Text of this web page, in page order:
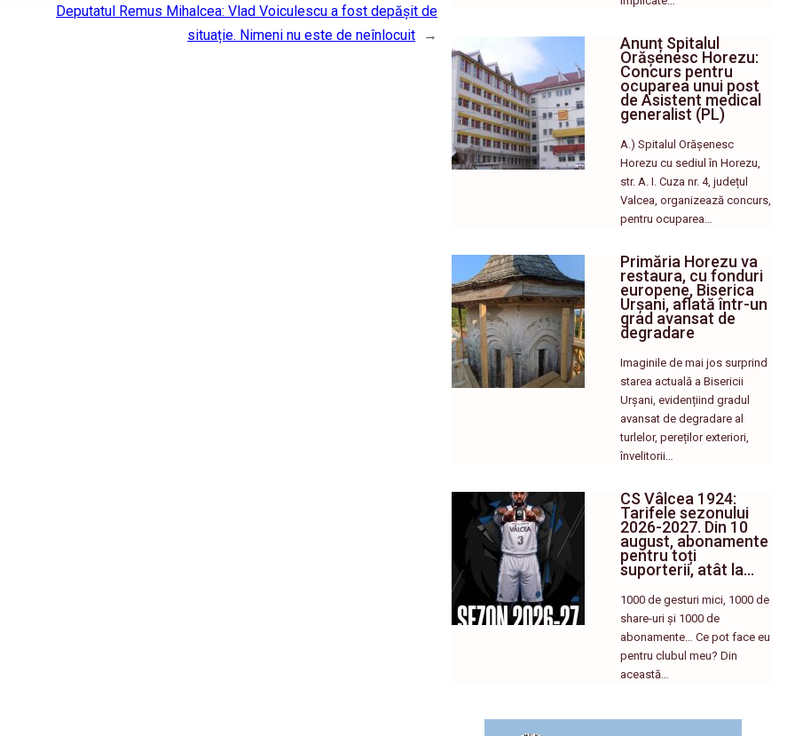
Deputatul Remus Mihalcea: Vlad Voiculescu a fost depășit de
situație. Nimeni nu este de neînlocuit
→ Anunț Spitalul
Orășenesc Horezu:
Concurs pentru
ocuparea unui post
de Asistent medical
generalist (PL)
A.) Spitalul Orășenesc
Horezu cu sediul în Horezu,
str. A. I. Cuza nr. 4, județul
Valcea, organizează concurs,
pentru ocuparea…
Primăria Horezu va
restaura, cu fonduri
europene, Biserica
Urșani, aflată într-un
grad avansat de
degradare
Imaginile de mai jos surprind
starea actuală a Bisericii
Urșani, evidențiind gradul
avansat de degradare al
turlelor, pereților exteriori,
învelitorii…
CS Vâlcea 1924:
Tarifele sezonului
2026-2027. Din 10
august, abonamente
pentru toți
suporterii, atât la…
1000 de gesturi mici, 1000 de
share-uri și 1000 de
abonamente… Ce pot face eu
pentru clubul meu? Din
această…